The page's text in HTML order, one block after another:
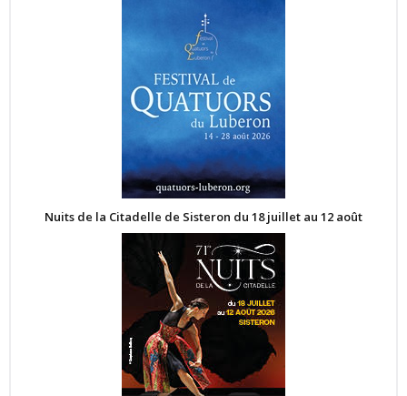
Nuits de la Citadelle de Sisteron du 18 juillet au 12 août